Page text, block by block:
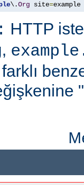
\.Org site=example
HTTP
,
"